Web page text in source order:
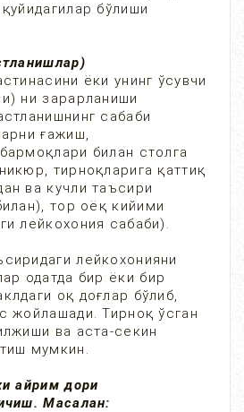
бўлиши
ёки унинг ўсувчи
ни зарарланиши
сабаби
ғажиш,
билан столга
тирноқларига қаттиқ
ва кучли таъсири
тор оёқ кийими
лейкохония сабаби).
лейкохонияни
одатда бир ёки бир
оқ доғлар бўлиб,
жойлашади. Тирноқ ўсган
ва аста-секин
мумкин.
айрим дори
Масалан: